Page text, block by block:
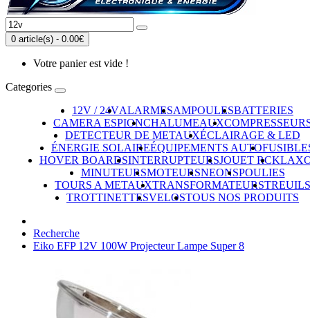
0 article(s) - 0.00€
Votre panier est vide !
Categories
12V / 24VALARMESAMPOULESBATTERIES
CAMERA ESPIONCHALUMEAUX
DETECTEUR DE METAUXÉCLAIRAGE & LED
ÉNERGIE SOLAIREÉQUIPEMENTS AUTO
HOVER BOARDSINTERRUPTEURSJOUET RC
MINUTEURSMOTEURSNEONSPOULIES
TOURS A METAUXTRANSFORMATEURSTREUILS
TROTTINETTESVELOSTOUS NOS PRODUITS
Recherche
Eiko EFP 12V 100W Projecteur Lampe Super 8